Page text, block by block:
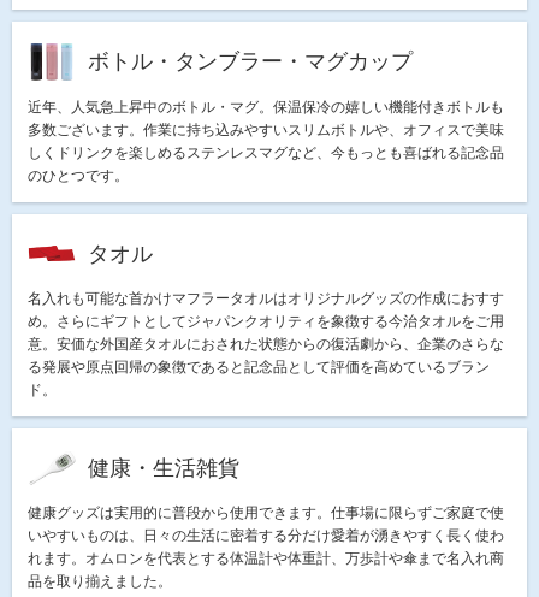
ボトル・タンブラー・マグカップ
近年、人気急上昇中のボトル・マグ。保温保冷の嬉しい機能付きボトルも
多数ございます。作業に持ち込みやすいスリムボトルや、オフィスで美味
しくドリンクを楽しめるステンレスマグなど、今もっとも喜ばれる記念品
のひとつです。
タオル
名入れも可能な首かけマフラータオルはオリジナルグッズの作成におすす
め。さらにギフトとしてジャパンクオリティを象徴する今治タオルをご用
意。安価な外国産タオルにおされた状態からの復活劇から、企業のさらな
る発展や原点回帰の象徴であると記念品として評価を高めているブラン
ド。
健康・生活雑貨
健康グッズは実用的に普段から使用できます。仕事場に限らずご家庭で使
いやすいものは、日々の生活に密着する分だけ愛着が湧きやすく長く使わ
れます。オムロンを代表とする体温計や体重計、万歩計や傘まで名入れ商
品を取り揃えました。